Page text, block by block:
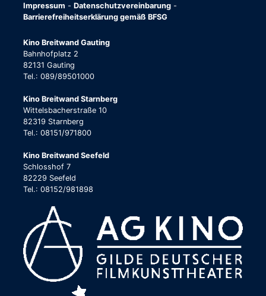
Impressum - Datenschutzvereinbarung -
Barrierefreiheitserklärung gemäß BFSG
Kino Breitwand Gauting
Bahnhofplatz 2
82131 Gauting
Tel.: 089/89501000
Kino Breitwand Starnberg
Wittelsbacherstraße 10
82319 Starnberg
Tel.: 08151/971800
Kino Breitwand Seefeld
Schlosshof 7
82229 Seefeld
Tel.: 08152/981898